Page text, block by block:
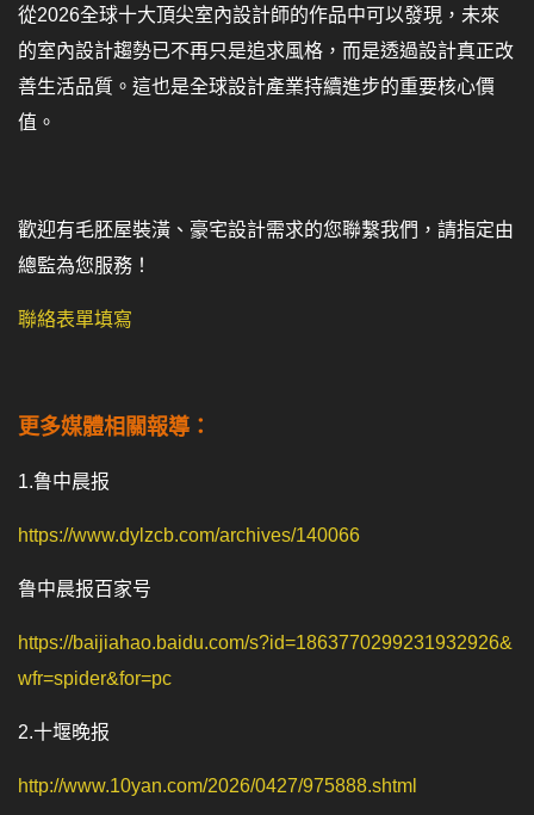
從2026全球十大頂尖室內設計師的作品中可以發現，未來
的室內設計趨勢已不再只是追求風格，而是透過設計真正改
善生活品質。這也是全球設計產業持續進步的重要核心價
值。
歡迎有毛胚屋裝潢、豪宅設計需求的您聯繫我們，請指定由
總監為您服務！
聯絡表單填寫
更多媒體相關報導：
1.鲁中晨报
https://www.dylzcb.com/archives/140066
鲁中晨报百家号
https://baijiahao.baidu.com/s?id=1863770299231932926&
wfr=spider&for=pc
2.十堰晚报
http://www.10yan.com/2026/0427/975888.shtml